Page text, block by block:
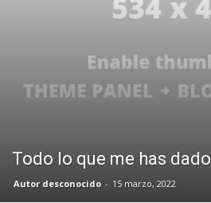
Todo lo que me has dado
Autor desconocido - 15 marzo, 2022